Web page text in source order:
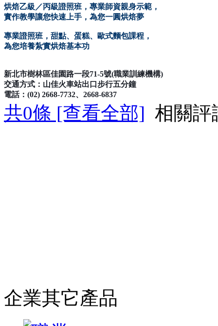
烘焙乙級／丙級證照班，專業師資親身示範，
實作教學讓您快速上手，為您一圓烘焙夢
專業證照班，甜點、蛋糕、歐式麵包課程，
為您培養紮實烘焙基本功
新北市樹林區佳園路一段71-5號(職業訓練機構)
交通方式：山佳火車站出口步行五分鐘
電話：(02) 2668-7732、2668-6837
共0條 [查看全部] 相關評
企業其它產品